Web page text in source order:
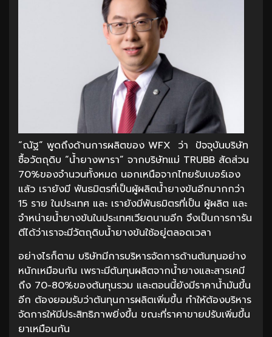
“ณัฐ” พูดถึงด้านการผลิตของ WFX ว่า ปัจจุบันบริษัท
ซื้อวัตถุดิบ “น้ำยางพารา” จากบริษัทแม่ TRUBB สัดส่วน
70%ของจำนวนทั้งหมด นอกเหนือจากไทยรับเบอร์เอง
แล้ว เรายังมี พันธมิตรที่เป็นผู้ผลิตน้ำยางข้นอีกมากกว่า
15 ราย ในประเทศ และ เรายังมีพันธมิตรที่เป็น ผู้ผลิต และ
จำหน่ายน้ำยางข้นในประเทศเวียดนามอีก จึงเป็นการการัน
ตีได้ว่าเราจะมีวัตถุดิบน้ำยางข้นใช้อยู่ตลอดเวลา
อย่างไรก็ตาม บริษัทมีการบริหารจัดการด้านต้นทุนอย่าง
หนักเหมือนกัน เพราะมีต้นทุนผลิตจากน้ำยางและสารเคมี
ถึง 70-80%ของต้นทุนรวม และตอนนี้ยังมีราคาน้ำมันขึ้น
อีก ต้องยอมรับว่าต้นทุนการผลิตเพิ่มขึ้น ทำให้ต้องบริหาร
จัดการให้มีประสิทธิภาพยิ่งขึ้น ขณะที่ราคาขายปรับเพิ่มขึ้น
ยาเหมือนกัน